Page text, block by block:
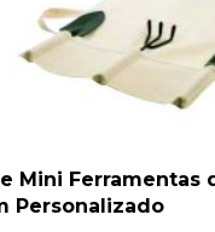
Mini Ferramentas
Personalizado